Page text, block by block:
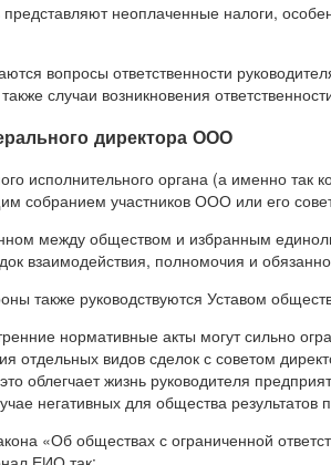
неоплаченные налоги,
вопросы ответственности
случаи возникновения
директора ООО
исполнительного органа (а именно так
собранием участников ООО или его
между обществом и избранным
взаимодействия, полномочия и
также руководствуются Уставом
нормативные акты могут сильно
отдельных видов сделок с советом
облегчает жизнь руководителя
негативных для общества
«Об обществах с ограниченной